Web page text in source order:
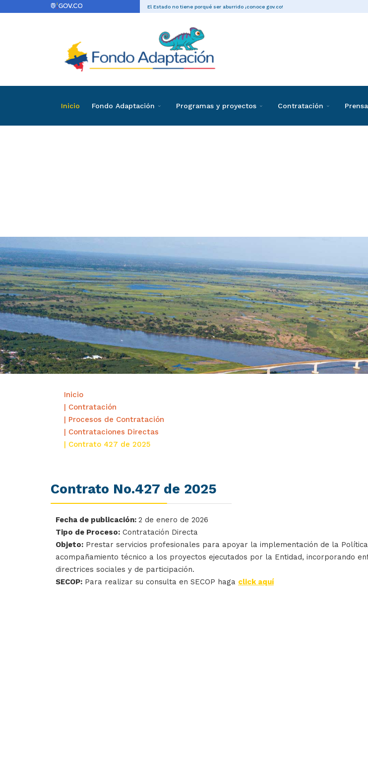
El Estado no tiene porqué ser aburrido ¡conoce gov.co!
Inicio Fondo Adaptación Programas y proyectos Contratación Prensa
Directas
Inicio
| Contratación
| Procesos de Contratación
| Contrataciones Directas
| Contrato 427 de 2025
Contrato No.427 de 2025
Fecha de publicación: 2 de enero de 2026
Tipo de Proceso: Contratación Directa
Objeto: Prestar servicios profesionales para apoyar la implementación de la
acompañamiento técnico a los proyectos ejecutados por la Entidad, incorporando
directrices sociales y de participación.
SECOP: Para realizar su consulta en SECOP haga click aquí